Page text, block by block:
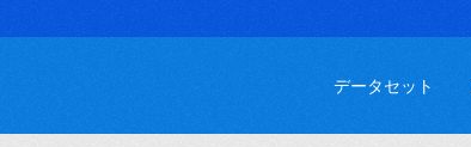
データセット